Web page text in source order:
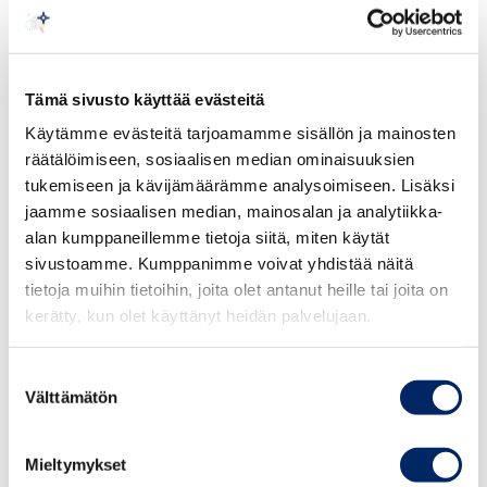
Tämä sivusto käyttää evästeitä
Käytämme evästeitä tarjoamamme sisällön ja mainosten
räätälöimiseen, sosiaalisen median ominaisuuksien
tukemiseen ja kävijämäärämme analysoimiseen. Lisäksi
jaamme sosiaalisen median, mainosalan ja analytiikka-
alan kumppaneillemme tietoja siitä, miten käytät
sivustoamme. Kumppanimme voivat yhdistää näitä
tietoja muihin tietoihin, joita olet antanut heille tai joita on
kerätty, kun olet käyttänyt heidän palvelujaan.
valinta
Välttämätön
Mieltymykset
Mainonnan eettisen neuvoston säännöt
Mainonnan eettisen neuvoston sääntöjen 1 §:n mukaan
mainonnan eettinen neuvosto on elinkeinoelämän
itsesääntelytoimielin. Sen tehtävänä on antaa lausuntoja
siitä, onko mainos tai muu menettely kaupallisessa
markkinoinnissa hyvän tavan vastaista tai
tunnistettavissa markkinoinniksi ottaen huomioon
Kansainvälisen kauppakamarin markkinointisäännöt.
Kaupallisella markkinoinnilla tarkoitetaan markkinointia,
ICC:n markkinointisääntöjen 14 artiklan mukaan